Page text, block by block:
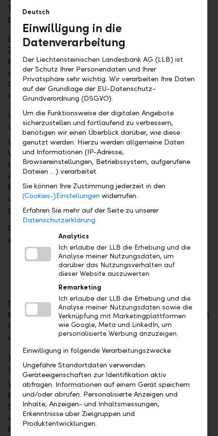
Transaktionserfassung im E-Banking, da die E-
Banking-Bonitätsprüfung auf diesen Betrag zugreift.
Daher können ab sofort beispielsweise Börsen- oder
Zahlungsaufträge erfasst werden, die den aktuellen
Kontosaldo überschreiten. Dies ist möglich, da der
verfügbare Betrag unter Berücksichtigung des Call-
Geld-Betrags zum Zeitpunkt der Transaktion
ausreichend ist.
Verteilte digitale Signatur - E-Mail-
Vereinbarung
Wir freuen uns, Ihnen mitzuteilen, dass ab dem Juni-
Wartungsfenster Kunden einer
Gemeinschaftsbeziehung die Möglichkeit haben, im
Zuge der Änderung der Kontaktdaten im Online
Banking die Vereinbarung zur Nutzung
unverschlüsselter Kommunikationskanäle
gemeinsam digital zu unterzeichnen.
Diese neue Funktion steht folgenden Kundengruppen
zur Verfügung:
Gemeinschaftsbeziehungen, bei denen alle
Kontoinhaber einen E-Banking-Benutzer
haben.
Die Option ist verfügbar, nachdem Sie Ihre
Kontaktdaten im E-Banking-Benutzerprofil geändert
haben (Benutzer > Mein Profil > Kontaktdaten
verwalten).
XML-Export aus der Online-Banking-
Standardansicht zukünftig nicht mehr möglich
Wir möchten Sie darüber informieren, dass die
Exportoption "XML" in der Online-Banking-
Standardansicht ab dem Juni-Release nicht mehr
verfügbar ist. Mit der Entfernung der XML-
Exportoption wird der Funktionsumfang an die
Deutsch
Einwilligung in die
Datenverarbeitung
Der Liechtensteinischen Landesbank AG (LLB) ist
der Schutz Ihrer Personendaten und Ihrer
Privatsphäre sehr wichtig. Wir verarbeiten Ihre Daten
auf der Grundlage der EU-Datenschutz-
Grundverordnung (DSGVO).
Um die Funktionsweise der digitalen Angebote
sicherzustellen und fortlaufend zu verbessern,
benötigen wir einen Überblick darüber, wie diese
genutzt werden. Hierzu werden allgemeine Daten
und Informationen (IP-Adresse,
Browsereinstellungen, Betriebssystem, aufgerufene
Dateien …) verarbeitet.
Sie können Ihre Zustimmung jederzeit in den
(Cookies-)Einstellungen widerrufen.
Erfahren Sie mehr auf der Seite zu unserer
Datenschutzerklärung.
Analytics
Ich erlaube der LLB die Erhebung und die
Analyse meiner Nutzungsdaten, um
darüber das Nutzungsverhalten auf
dieser Website auszuwerten
Remarketing
Ich erlaube der LLB die Erhebung und die
Analyse meiner Nutzungsdaten sowie die
Verknüpfung mit Marketingplattformen
wie Google, Meta und LinkedIn, um
personalisierte Werbung anzuzeigen.
Einwilligung in folgende Verarbeitungszwecke
Ungefähre Standortdaten verwenden.
Geräteeigenschaften zur Identifikation aktiv
abfragen. Informationen auf einem Gerät speichern
und/oder abrufen. Personalisierte Anzeigen und
Inhalte, Anzeigen- und Inhaltsmessungen,
Erkenntnisse über Zielgruppen und
Produktentwicklungen.